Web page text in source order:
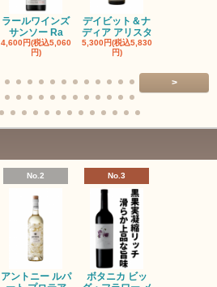
ラールワインズ
サンソー Ra
4,600円(税込5,060
円)
デイビット＆ナ
ディア アリスタ
5,300円(税込5,830
円)
>
No.2
アントニー ルパ
No.3
ボタニカ ビッ